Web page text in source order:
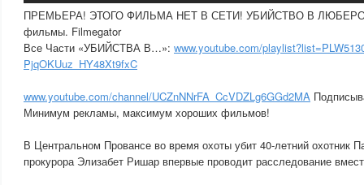
ПРЕМЬЕРА! ЭТОГО ФИЛЬМА НЕТ В СЕТИ! УБИЙСТВО В
фильмы. Filmegator
Все Части «УБИЙСТВА В…»: www.youtube.com/
PjqOKUuz_HY48Xt9fxC
www.youtube.com/channel/UCZnNNrFA_CcVDZLg6GGd2MA
Минимум рекламы, максимум хороших фильмов!
В Центральном Провансе во время охоты убит 40-летний охотник
прокурора Элизабет Ришар впервые проводит расследование